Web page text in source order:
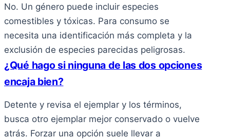
No. Un género puede incluir especies
comestibles y tóxicas. Para consumo se
necesita una identificación más completa y la
exclusión de especies parecidas peligrosas.
¿Qué hago si ninguna de las dos opciones
encaja bien?
Detente y revisa el ejemplar y los términos,
busca otro ejemplar mejor conservado o vuelve
atrás. Forzar una opción suele llevar a